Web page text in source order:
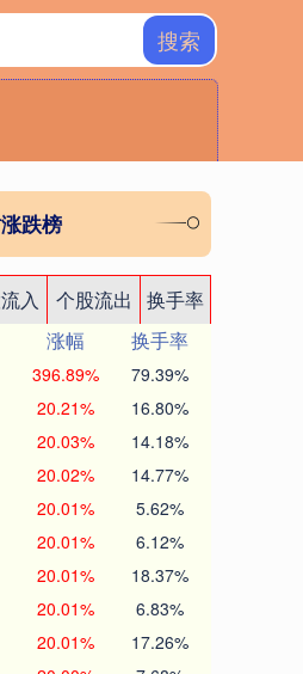
搜索
跌榜
入 个股流出
换手率
涨幅
换手率
396.89% 79.39%
20.21% 16.80%
20.03% 14.18%
20.02% 14.77%
20.01% 5.62%
20.01% 6.12%
20.01% 18.37%
20.01% 6.83%
20.01% 17.26%